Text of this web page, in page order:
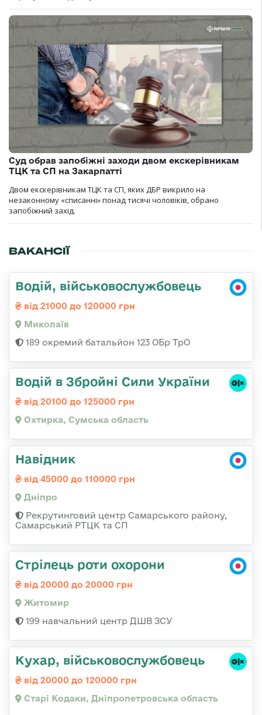
Суд обрав запобіжні заходи двом екскерівникам
ТЦК та СП на Закарпатті
Двом екскерівникам ТЦК та СП, яких ДБР викрило на
незаконному «списанні» понад тисячі чоловіків, обрано
запобіжний захід.
ВАКАНСІЇ
Водій, військовослужбовець
від 21000 до 120000 грн
Миколаїв
189 окремий батальйон 123 ОБр ТрО
Водій в Збройні Сили України
від 20100 до 125000 грн
Охтирка, Сумська область
Навідник
від 45000 до 110000 грн
Дніпро
Рекрутинговий центр Самарського району,
Самарський РТЦК та СП
Стрілець роти охорони
від 20000 до 20000 грн
Житомир
199 навчальний центр ДШВ ЗСУ
Кухар, військовослужбовець
від 20000 до 120000 грн
Старі Кодаки, Дніпропетровська область